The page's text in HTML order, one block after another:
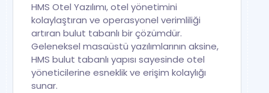
HMS Otel Yazılımı, otel yönetimini
kolaylaştıran ve operasyonel verimliliği
artıran bulut tabanlı bir çözümdür.
Geleneksel masaüstü yazılımlarının aksine,
HMS bulut tabanlı yapısı sayesinde otel
yöneticilerine esneklik ve erişim kolaylığı
sunar.